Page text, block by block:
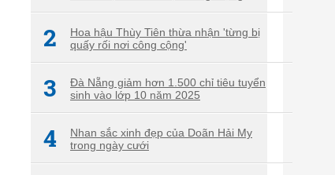
2
Hoa hậu Thùy Tiên thừa nhận 'từng bị
quấy rối nơi công cộng'
3
Đà Nẵng giảm hơn 1.500 chỉ tiêu tuyển
sinh vào lớp 10 năm 2025
4
Nhan sắc xinh đẹp của Doãn Hải My
trong ngày cưới